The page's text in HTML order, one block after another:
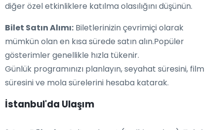
diğer özel etkinliklere katılma olasılığını düşünün.
Bilet Satın Alımı: Biletlerinizin çevrimiçi olarak
mümkün olan en kısa sürede satın alın.Popüler
gösterimler genellikle hızla tükenir.
Günlük programınızı planlayın, seyahat süresini, film
süresini ve mola sürelerini hesaba katarak.
İstanbul'da Ulaşım